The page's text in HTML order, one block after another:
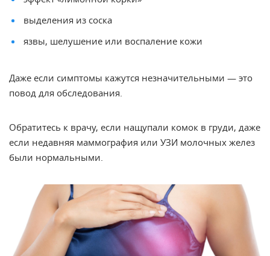
выделения из соска
язвы, шелушение или воспаление кожи
Даже если симптомы кажутся незначительными — это
повод для обследования.
Обратитесь к врачу, если нащупали комок в груди, даже
если недавняя маммография или УЗИ молочных желез
были нормальными.